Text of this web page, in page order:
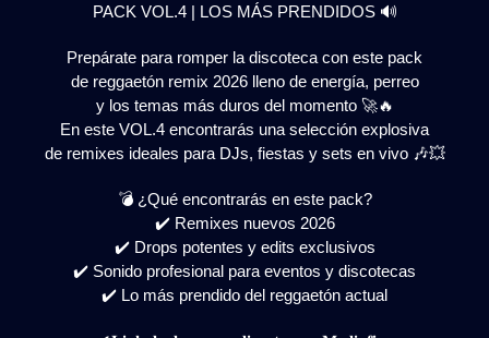
PACK VOL.4 | LOS MÁS PRENDIDOS 🔊
Prepárate para romper la discoteca con este pack
de reggaetón remix 2026 lleno de energía, perreo
y los temas más duros del momento 🚀🔥
En este VOL.4 encontrarás una selección explosiva
de remixes ideales para DJs, fiestas y sets en vivo 🎶💥
💣 ¿Qué encontrarás en este pack?
✔️ Remixes nuevos 2026
✔️ Drops potentes y edits exclusivos
✔️ Sonido profesional para eventos y discotecas
✔️ Lo más prendido del reggaetón actual